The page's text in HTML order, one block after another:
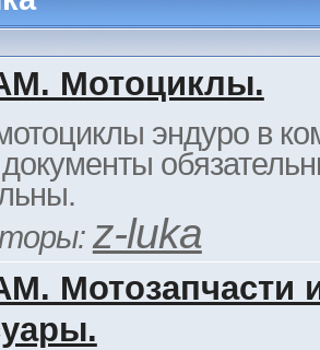
Мотоциклы.
эндуро в
z-luka
Мотозапчасти